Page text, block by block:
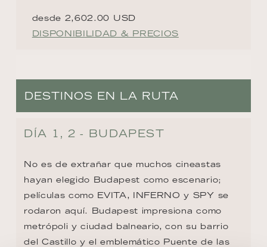
desde 2,602.00 USD
DISPONIBILIDAD & PRECIOS
DESTINOS EN LA RUTA
DÍA 1, 2 - BUDAPEST
No es de extrañar que muchos cineastas
hayan elegido Budapest como escenario;
películas como EVITA, INFERNO y SPY se
rodaron aquí. Budapest impresiona como
metrópoli y ciudad balneario, con su barrio
del Castillo y el emblemático Puente de las